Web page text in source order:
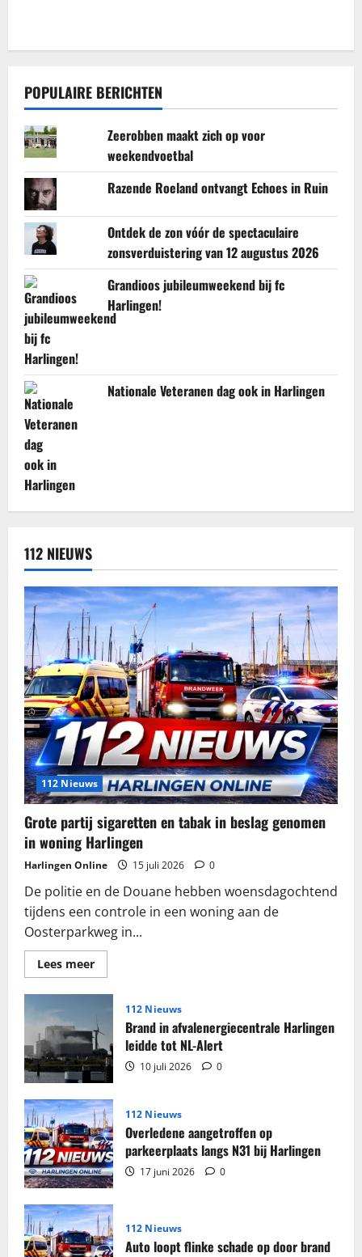
POPULAIRE BERICHTEN
Zeerobben maakt zich op voor
weekendvoetbal
Razende Roeland ontvangt Echoes in Ruin
Ontdek de zon vóór de spectaculaire
zonsverduistering van 12 augustus 2026
Grandioos jubileumweekend bij fc
Harlingen!
Nationale Veteranen dag ook in Harlingen
112 NIEUWS
112 Nieuws
Grote partij sigaretten en tabak in beslag genomen
in woning Harlingen
Harlingen Online 15 juli 2026 0
De politie en de Douane hebben woensdagochtend
tijdens een controle in een woning aan de
Oosterparkweg in...
Lees meerLees
meer
Grote
sigaretten
en
tabak
in
beslag
genomen
in
woning
Harlingen
112 Nieuws
Brand in afvalenergiecentrale Harlingen
leidde tot NL-Alert
10 juli 2026 0
112 Nieuws
Overledene aangetroffen op
parkeerplaats langs N31 bij Harlingen
17 juni 2026 0
112 Nieuws
Auto loopt flinke schade op door brand